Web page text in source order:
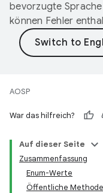
bevorzugte
können Fehler
AOSP
War das hilfreich?
Auf dieser Seite
Zusammenfassung
Enum-Werte
Öffentliche